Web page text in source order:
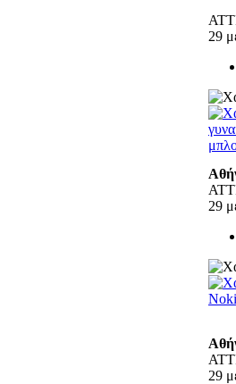
29
29
29